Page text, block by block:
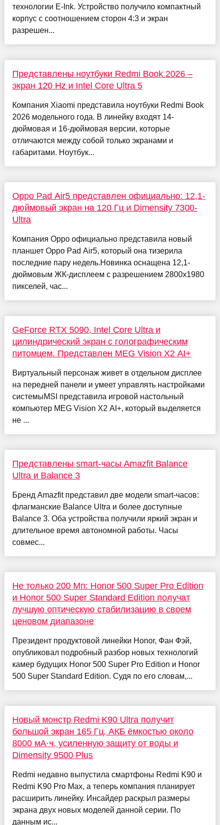
технологии E‑Ink. Устройство получило компактный
корпус с соотношением сторон 4:3 и экран
разрешен...
Представлены ноутбуки Redmi Book 2026 –
экран 120 Hz и Intel Core Ultra 5
Компания Xiaomi представила ноутбуки Redmi Book
2026 модельного года. В линейку входят 14-
дюймовая и 16-дюймовая версии, которые
отличаются между собой только экранами и
габаритами. Ноутбук...
Oppo Pad Air5 представлен официально: 12,1-
дюймовый экран на 120 Гц и Dimensity 7300-
Ultra
Компания Oppo официально представила новый
планшет Oppo Pad Air5, который она тизерила
последние пару недель.Новинка оснащена 12,1-
дюймовым ЖК-дисплеем с разрешением 2800х1980
пикселей, час...
GeForce RTX 5090, Intel Core Ultra и
цилиндрический экран с голографическим
питомцем. Представлен MEG Vision X2 AI+
Виртуальный персонаж живет в отдельном дисплее
на передней панели и умеет управлять настройками
системыMSI представила игровой настольный
компьютер MEG Vision X2 AI+, который выделяется
не ...
Представлены smart-часы Amazfit Balance
Ultra и Balance 3
Бренд Amazfit представил две модели smart-часов:
флагманские Balance Ultra и более доступные
Balance 3. Оба устройства получили яркий экран и
длительное время автономной работы. Часы
совмес...
Не только 200 Мп: Honor 500 Super Pro Edition
и Honor 500 Super Standard Edition получат
лучшую оптическую стабилизацию в своем
ценовом диапазоне
Президент продуктовой линейки Honor, Фан Фэй,
опубликовал подробный разбор новых технологий
камер будущих Honor 500 Super Pro Edition и Honor
500 Super Standard Edition. Судя по его словам,...
Новый монстр Redmi K90 Ultra получит
большой экран 165 Гц, АКБ ёмкостью около
8000 мА·ч, усиленную защиту от воды и
Dimensity 9500 Plus
Redmi недавно выпустила смартфоны Redmi K90 и
Redmi K90 Pro Max, а теперь компания планирует
расширить линейку. Инсайдер раскрыл размеры
экрана двух новых моделей данной серии. По
данным ис...